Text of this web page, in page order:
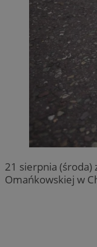
21 sierpnia
Omańkowskiej w